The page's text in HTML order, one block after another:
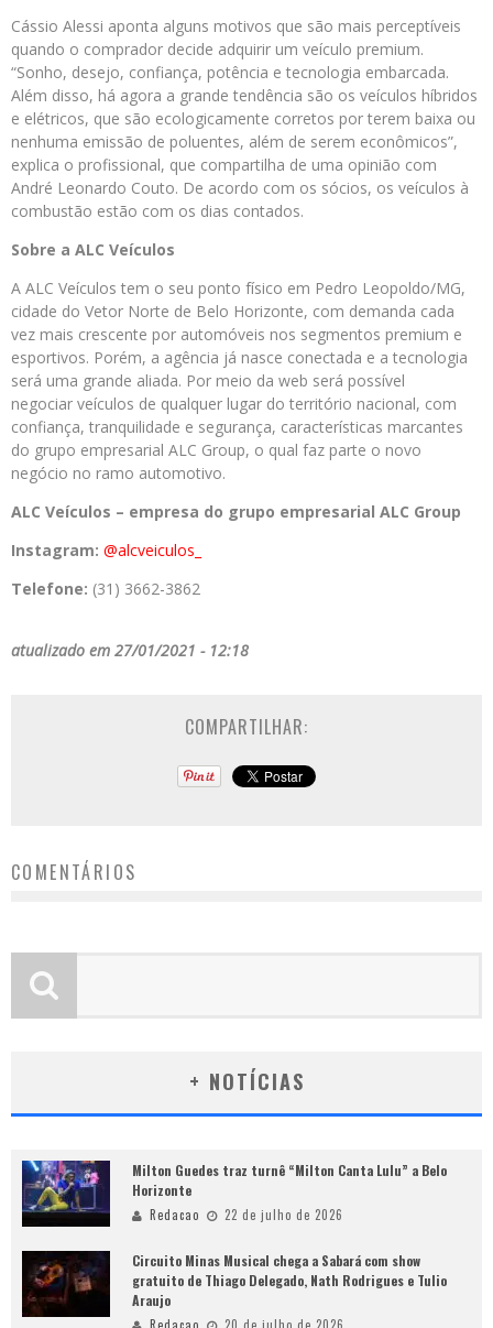
Cássio Alessi aponta alguns motivos que são mais perceptíveis
quando o comprador decide adquirir um veículo premium.
“Sonho, desejo, confiança, potência e tecnologia embarcada.
Além disso, há agora a grande tendência são os veículos híbridos
e elétricos, que são ecologicamente corretos por terem baixa ou
nenhuma emissão de poluentes, além de serem econômicos”,
explica o profissional, que compartilha de uma opinião com
André Leonardo Couto. De acordo com os sócios, os veículos à
combustão estão com os dias contados.
Sobre a ALC Veículos
A ALC Veículos tem o seu ponto físico em Pedro Leopoldo/MG,
cidade do Vetor Norte de Belo Horizonte, com demanda cada
vez mais crescente por automóveis nos segmentos premium e
esportivos. Porém, a agência já nasce conectada e a tecnologia
será uma grande aliada. Por meio da web será possível
negociar veículos de qualquer lugar do território nacional, com
confiança, tranquilidade e segurança, características marcantes
do grupo empresarial ALC Group, o qual faz parte o novo
negócio no ramo automotivo.
ALC Veículos – empresa do grupo empresarial ALC Group
Instagram: @alcveiculos_
Telefone: (31) 3662-3862
atualizado em 27/01/2021 - 12:18
COMPARTILHAR:
COMENTÁRIOS
+ NOTÍCIAS
Milton Guedes traz turnê “Milton Canta Lulu” a Belo
Horizonte
Redacao 22 de julho de 2026
Circuito Minas Musical chega a Sabará com show
gratuito de Thiago Delegado, Nath Rodrigues e Tulio
Araujo